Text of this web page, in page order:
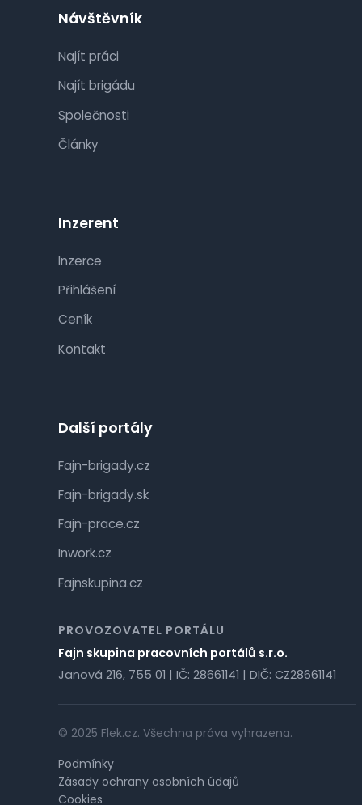
Návštěvník
Najít práci
Najít brigádu
Společnosti
Články
Inzerent
Inzerce
Přihlášení
Ceník
Kontakt
Další portály
Fajn-brigady.cz
Fajn-brigady.sk
Fajn-prace.cz
Inwork.cz
Fajnskupina.cz
PROVOZOVATEL PORTÁLU
Fajn skupina pracovních portálů s.r.o.
Janová 216, 755 01 | IČ: 28661141 | DIČ: CZ28661141
© 2025 Flek.cz. Všechna práva vyhrazena.
Podmínky
Zásady ochrany osobních údajů
Cookies